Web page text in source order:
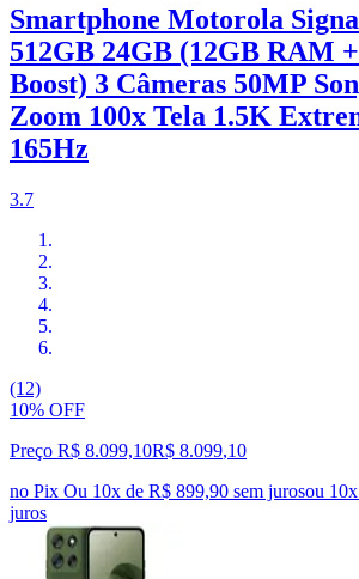
Smartphone Motorola
512GB 24GB (12GB RAM
Boost) 3 Câmeras 50MP
Zoom 100x Tela 1.5K
165Hz
3.7
(12)
10% OFF
Preço R$ 8.099,10R$ 8.099,10
no Pix Ou 10x de R$ 899,90 sem jurosou 10
juros